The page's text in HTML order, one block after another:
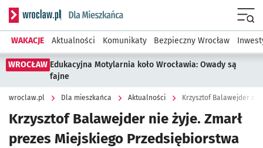
Serwis informacyjny wroclaw.pl podserwis: Dla mieszkańca
WAKACJE Aktualności Komunikaty Bezpieczny Wrocław
WROCŁAW Edukacyjna Motylarnia koło Wrocławia: Owady są
fajne
wroclaw.pl Dla mieszkańca Aktualności
Krzysztof Balawejder nie żyje. Zmarł
prezes Miejskiego Przedsiębiorstwa